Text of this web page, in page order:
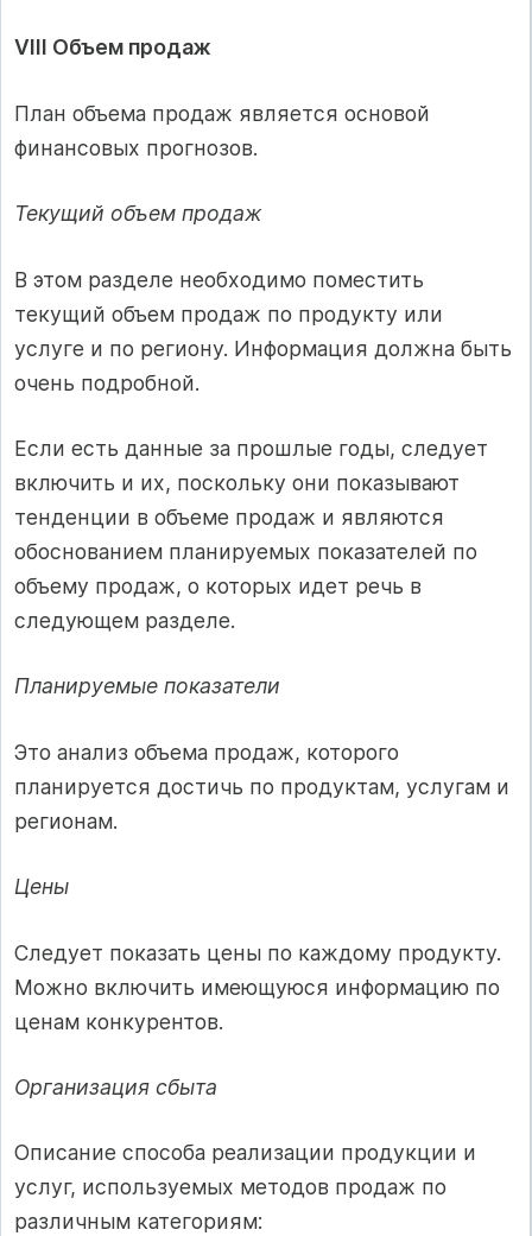
VIII Объем продаж
План объема продаж является основой
финансовых прогнозов.
Текущий объем продаж
В этом разделе необходимо поместить
текущий объем продаж по продукту или
услуге и по региону. Информация должна быть
очень подробной.
Если есть данные за прошлые годы, следует
включить и их, поскольку они показывают
тенденции в объеме продаж и являются
обоснованием планируемых показателей по
объему продаж, о которых идет речь в
следующем разделе.
Планируемые показатели
Это анализ объема продаж, которого
планируется достичь по продуктам, услугам и
регионам.
Цены
Следует показать цены по каждому продукту.
Можно включить имеющуюся информацию по
ценам конкурентов.
Организация сбыта
Описание способа реализации продукции и
услуг, используемых методов продаж по
различным категориям: